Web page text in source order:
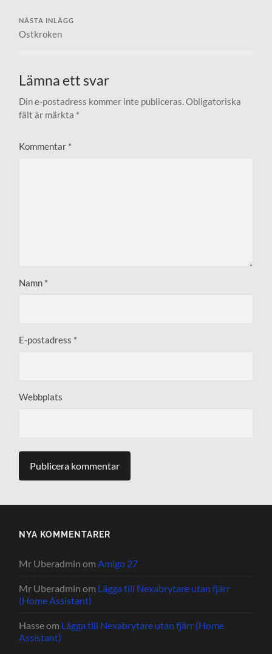
NÄSTA INLÄGG
Ostkroken
Lämna ett svar
Din e-postadress kommer inte publiceras.Obligatoriska
fält är märkta *
Kommentar *
Namn *
E-postadress *
Webbplats
NYA KOMMENTARER
Mr Uberadmin omAmigo 27
Mr Uberadmin om Lägga till Nexabrytare utan fjärr
(Home Assistant)
Hasseom Lägga till Nexabrytare utan fjärr (Home
Assistant)